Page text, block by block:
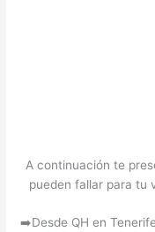
A continuación te
pueden fallar para
➡️Desde QH en